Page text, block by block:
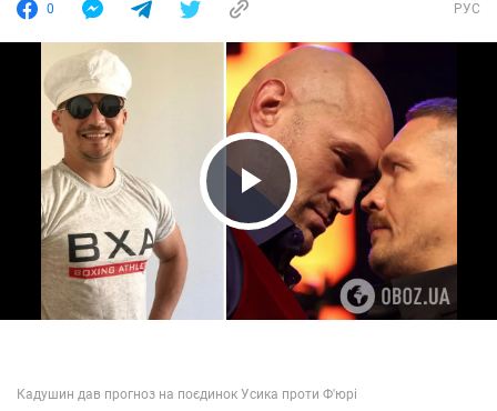
0 РУС
Play Video